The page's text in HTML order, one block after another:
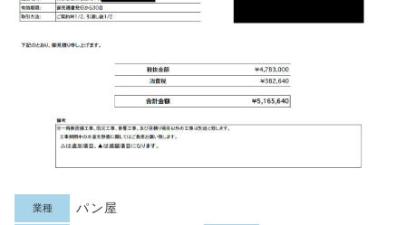
業種 パン屋